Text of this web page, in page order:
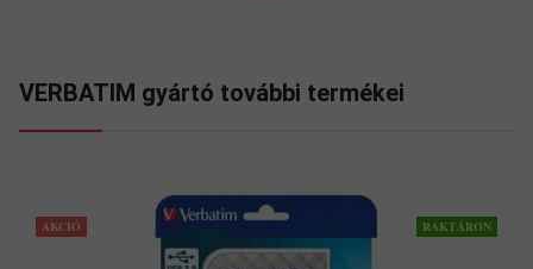
VERBATIM gyártó további termékei
AKCIÓ RAKTÁRON